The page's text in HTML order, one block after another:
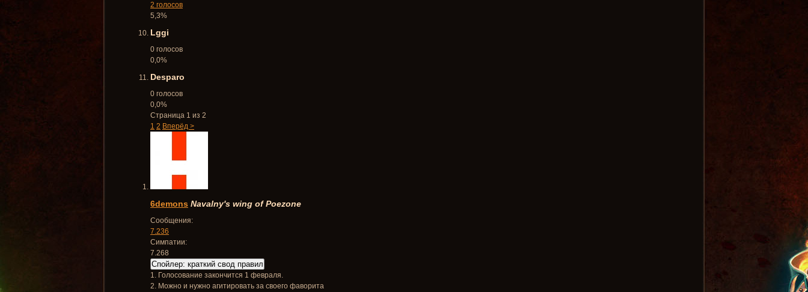
2 голосов
5,3%
Lggi
0 голосов
0,0%
Desparo
0 голосов
0,0%
Страница 1 из 2
1 2 Вперёд >
6demons Navalny's wing of Poezone
Сообщения:
7.236
Симпатии:
7.268
Спойлер: краткий свод правил
1. Голосование закончится 1 февраля.
2. Можно и нужно агитировать за своего фаворита